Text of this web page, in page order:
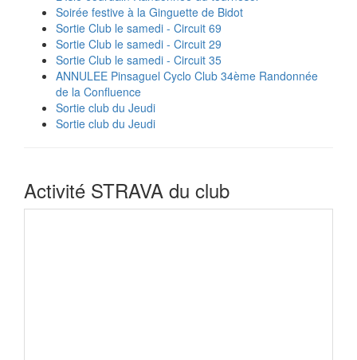
Soirée festive à la Ginguette de Bidot
Sortie Club le samedi - Circuit 69
Sortie Club le samedi - Circuit 29
Sortie Club le samedi - Circuit 35
ANNULEE Pinsaguel Cyclo Club 34ème Randonnée
de la Confluence
Sortie club du Jeudi
Sortie club du Jeudi
Activité STRAVA du club